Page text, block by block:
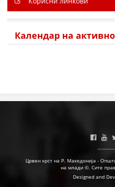
Календар на
Црвен крст на Р. Македонија -
на млади ©. Сите
Designed and